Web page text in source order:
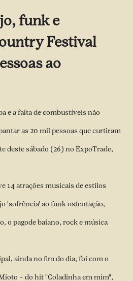
funk e
Festival
ao
e a falta de combustíveis não
as 20 mil pessoas que curtiram
deste sábado (26) no ExpoTrade,
14 atrações musicais de estilos
'sofrência' ao funk ostentação,
o pagode baiano, rock e música
ainda no fim do dia, foi com o
– do hit "Coladinha em mim",